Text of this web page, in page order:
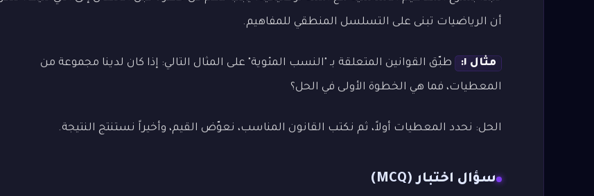
أن الرياضيات تبنى على التسلسل المنطقي للمفاهيم.
مثال ١: طبّق القوانين المتعلقة بـ "النسب المئوية" على المثال التالي: إذا كان لدينا مجموعة من
المعطيات، فما هي الخطوة الأولى في الحل؟
الحل: نحدد المعطيات أولاً، ثم نكتب القانون المناسب، نعوّض القيم، وأخيراً نستنتج النتيجة.
سؤال اختبار (MCQ)